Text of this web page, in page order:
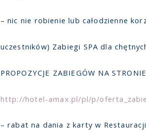
– nic nie robienie lub całodzienne
uczestników) Zabiegi SPA dla
PROPOZYCJE ZABIEGÓW NA
http://hotel-amax.pl/pl/p/
– rabat na dania z karty w